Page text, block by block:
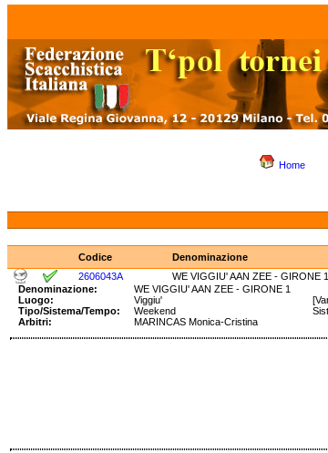
Home
Codice Denominazione
2606043A
WE VIGGIU' AAN ZEE - GIRONE 1
Denominazione:
WE VIGGIU' AAN ZEE - GIRONE 1
Luogo:
Viggiu'
Tipo/Sistema/Tempo:
Weekend
Arbitri:
MARINCAS Monica-Cristina